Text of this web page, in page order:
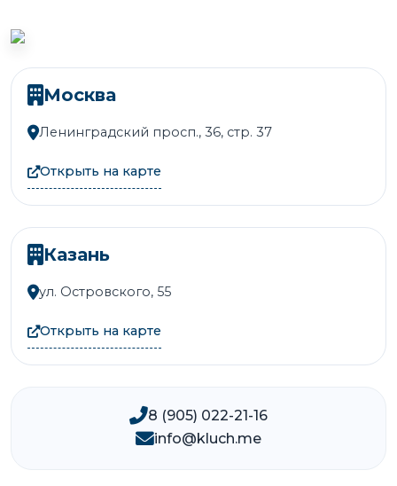
Москва
Ленинградский просп., 36, стр. 37
Открыть на карте
Казань
ул. Островского, 55
Открыть на карте
8 (905) 022-21-16
info@kluch.me